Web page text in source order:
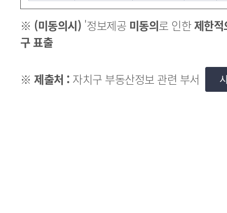
※ (미동의시) '정보제공 미동의로 인한제한
구 표출
※ 제출처 : 자치구 부동산정보 관련 부서